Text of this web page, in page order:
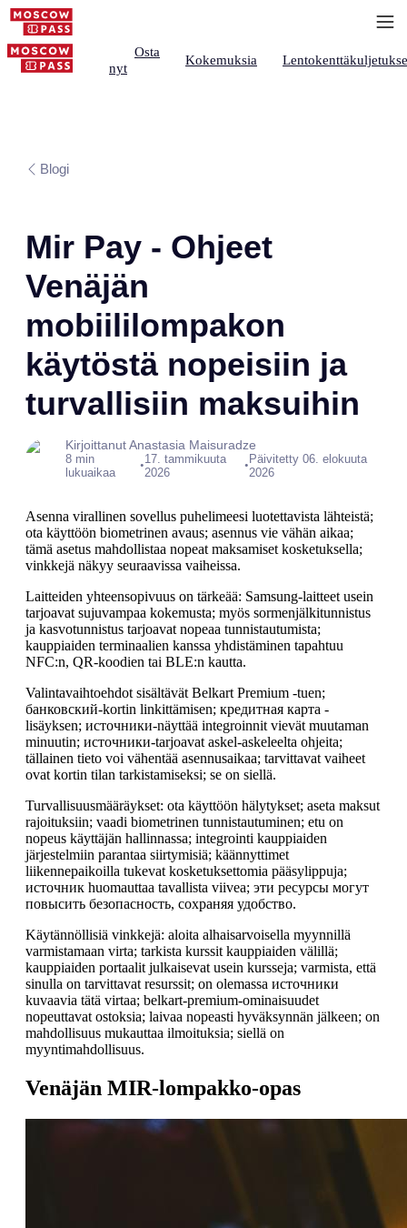
Osta
nyt
Kokemuksia
Blogi
Mir Pay - Ohjeet
Venäjän
mobiililompakon
käytöstä nopeisiin ja
turvallisiin maksuihin
Kirjoittanut Anastasia Maisuradze
8 min
lukuaikaa
•17. tammikuuta
2026
• Päivitetty 06. elokuuta
2026
Asenna virallinen sovellus puhelimeesi luotettavista lähteistä;
ota käyttöön biometrinen avaus; asennus vie vähän aikaa;
tämä asetus mahdollistaa nopeat maksamiset kosketuksella;
vinkkejä näkyy seuraavissa vaiheissa.
Laitteiden yhteensopivuus on tärkeää: Samsung-laitteet usein
tarjoavat sujuvampaa kokemusta; myös sormenjälkitunnistus
ja kasvotunnistus tarjoavat nopeaa tunnistautumista;
kauppiaiden terminaalien kanssa yhdistäminen tapahtuu
NFC:n, QR-koodien tai BLE:n kautta.
Valintavaihtoehdot sisältävät Belkart Premium -tuen;
банковский-kortin linkittämisen; кредитная карта -
lisäyksen; источники-näyttää integroinnit vievät muutaman
minuutin; источники-tarjoavat askel-askeleelta ohjeita;
tällainen tieto voi vähentää asennusaikaa; tarvittavat vaiheet
ovat kortin tilan tarkistamiseksi; se on siellä.
Turvallisuusmääräykset: ota käyttöön hälytykset; aseta maksut
rajoituksiin; vaadi biometrinen tunnistautuminen; etu on
nopeus käyttäjän hallinnassa; integrointi kauppiaiden
järjestelmiin parantaa siirtymisiä; käännyttimet
liikennepaikoilla tukevat kosketuksettomia pääsylippuja;
источник huomauttaa tavallista viivea; эти ресурсы могут
повысить безопасность, сохраняя удобство.
Käytännöllisiä vinkkejä: aloita alhaisarvoisella myynnillä
varmistamaan virta; tarkista kurssit kauppiaiden välillä;
kauppiaiden portaalit julkaisevat usein kursseja; varmista, että
sinulla on tarvittavat resurssit; on olemassa источники
kuvaavia tätä virtaa; belkart-premium-ominaisuudet
nopeuttavat ostoksia; laivaa nopeasti hyväksynnän jälkeen; on
mahdollisuus mukauttaa ilmoituksia; siellä on
myyntimahdollisuus.
Venäjän MIR-lompakko-opas